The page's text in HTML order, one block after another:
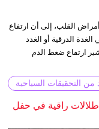
القلب، إلى أن ارتفاع
الدرقية أو الغدد
ارتفاع ضغط الدم
من التحقيقات السياحية
راقية في حفل